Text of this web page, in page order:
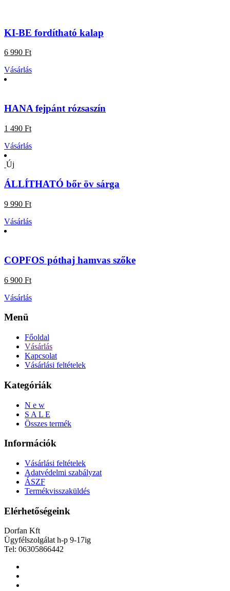
KI-BE fordítható kalap
6 990 Ft
Vásárlás
HANA fejpánt rózsaszín
1 490 Ft
Vásárlás
Új
ÁLLÍTHATÓ bőr öv sárga
9 990 Ft
Vásárlás
COPFOS póthaj hamvas szőke
6 900 Ft
Vásárlás
Menü
Főoldal
Vásárlás
Kapcsolat
Vásárlási feltételek
Kategóriák
N e w
S A L E
Összes termék
Információk
Vásárlási feltételek
Adatvédelmi szabályzat
ÁSZF
Termékvisszaküldés
Elérhetőségeink
Dorfan Kft
Ügyfélszolgálat h-p 9-17ig
Tel: 06305866442